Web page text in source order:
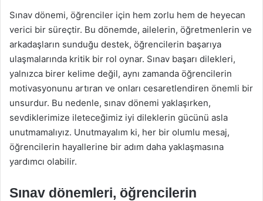
Sınav dönemi, öğrenciler için hem zorlu hem de heyecan
verici bir süreçtir. Bu dönemde, ailelerin, öğretmenlerin ve
arkadaşların sunduğu destek, öğrencilerin başarıya
ulaşmalarında kritik bir rol oynar. Sınav başarı dilekleri,
yalnızca birer kelime değil, aynı zamanda öğrencilerin
motivasyonunu artıran ve onları cesaretlendiren önemli bir
unsurdur. Bu nedenle, sınav dönemi yaklaşırken,
sevdiklerimize ileteceğimiz iyi dileklerin gücünü asla
unutmamalıyız. Unutmayalım ki, her bir olumlu mesaj,
öğrencilerin hayallerine bir adım daha yaklaşmasına
yardımcı olabilir.
Sınav dönemleri, öğrencilerin